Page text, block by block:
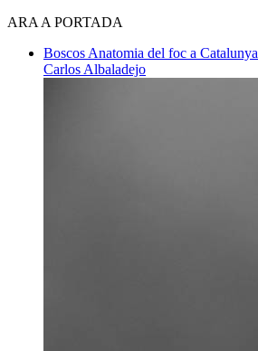
ARA A PORTADA
Boscos Anatomia del foc a Catalunya
Carlos Albaladejo